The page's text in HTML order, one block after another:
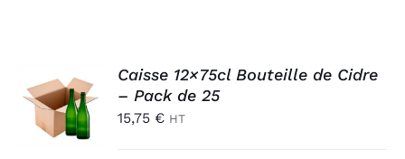
AU
PANIER
Caisse 12×75cl Bouteille de Cidre
– Pack de 25
15,75 € HT